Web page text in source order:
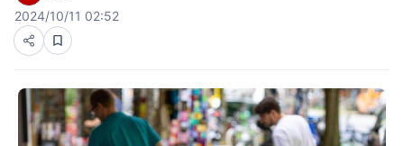
2024/10/11 02:52